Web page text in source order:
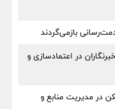
بازمی‌گردند
در اعتمادسازی و
در مدیریت منابع و